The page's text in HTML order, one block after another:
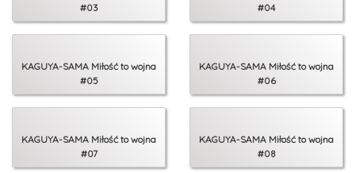
#03
#04
KAGUYA-SAMA Miłość to wojna
#05
KAGUYA-SAMA Miłość to wojna
#06
KAGUYA-SAMA Miłość to wojna
#07
KAGUYA-SAMA Miłość to wojna
#08